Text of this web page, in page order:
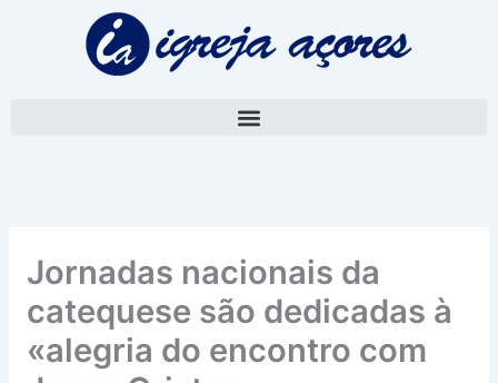
Jornadas nacionais da
catequese são dedicadas à
«alegria do encontro com